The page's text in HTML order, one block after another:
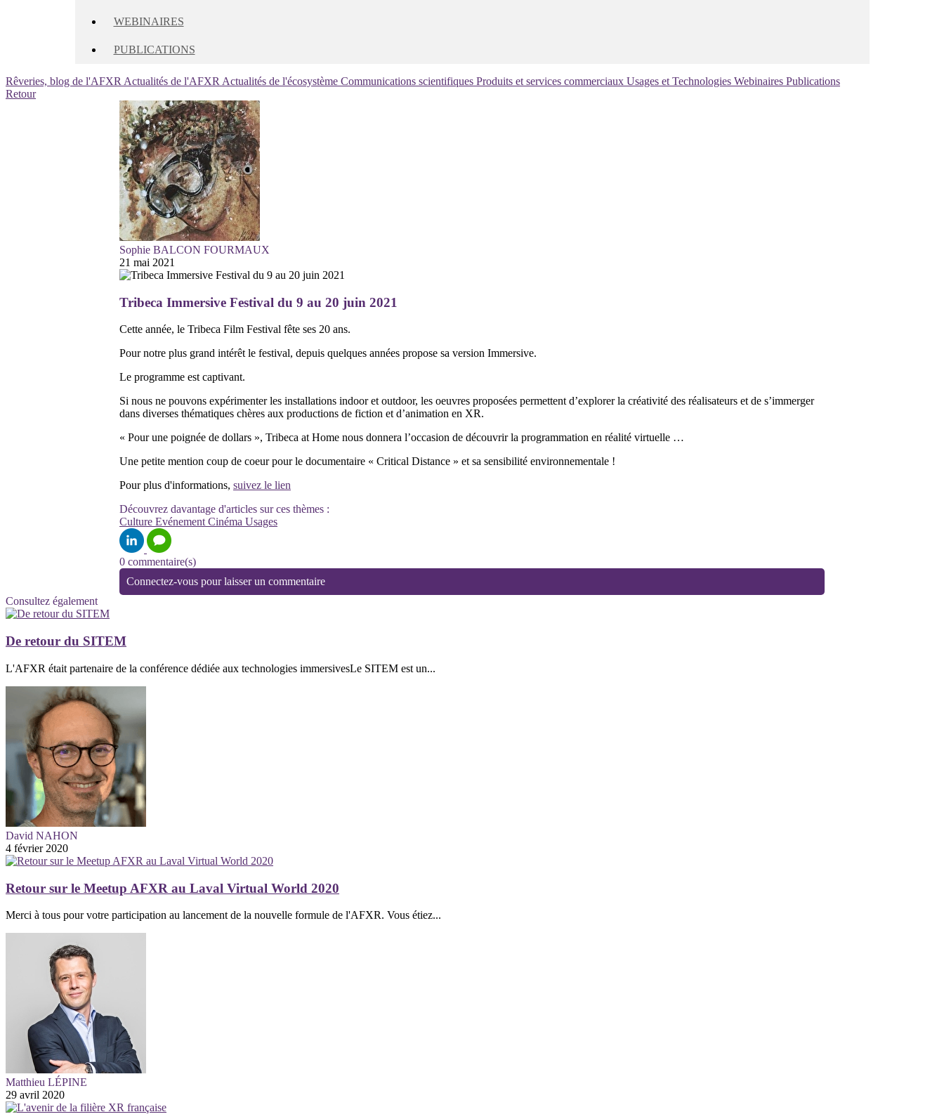
WEBINAIRES
PUBLICATIONS
Rêveries, blog de l'AFXR Actualités de l'AFXR Actualités de l'écosystème Communications scientifiques Produits et services commerciaux Usages et Technologies Webinaires Publications
Retour
Sophie BALCON FOURMAUX
21 mai 2021
Tribeca Immersive Festival du 9 au 20 juin 2021
Cette année, le Tribeca Film Festival fête ses 20 ans.
Pour notre plus grand intérêt le festival, depuis quelques années propose sa version Immersive.
Le programme est captivant.
Si nous ne pouvons expérimenter les installations indoor et outdoor, les oeuvres proposées permettent d’explorer la créativité des réalisateurs et de s’immerger
dans diverses thématiques chères aux productions de fiction et d’animation en XR.
« Pour une poignée de dollars », Tribeca at Home nous donnera l’occasion de découvrir la programmation en réalité virtuelle …
Une petite mention coup de coeur pour le documentaire « Critical Distance » et sa sensibilité environnementale !
Pour plus d'informations, suivez le lien
Découvrez davantage d'articles sur ces thèmes :
Culture EvénementCinéma Usages
0 commentaire(s)
Connectez-vous pour laisser un commentaire
Consultez également
De retour du SITEM
L'AFXR était partenaire de la conférence dédiée aux technologies immersivesLe SITEM est un...
David NAHON
4 février 2020
Retour sur le Meetup AFXR au Laval Virtual World 2020
Merci à tous pour votre participation au lancement de la nouvelle formule de l'AFXR. Vous étiez...
Matthieu LÉPINE
29 avril 2020